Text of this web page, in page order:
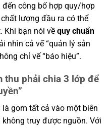
đến công bố hợp quy/hợp
lượng đầu ra có thể
Khi bạn nói về quy chuẩn
nhìn cả vế “quản lý sản
chỉ vế “báo hiệu”.
thu phải chia 3 lớp để
gom tất cả vào một biên
truy được nguồn. Với